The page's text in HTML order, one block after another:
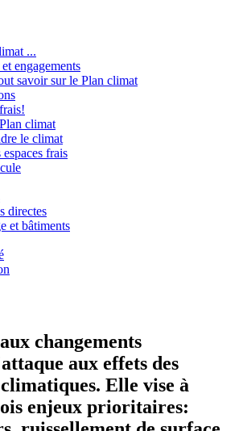
...
engagements
savoir sur le Plan climat
climat
le climat
espaces frais
directes
et bâtiments
changements
aux effets des
Elle vise à
enjeux prioritaires: